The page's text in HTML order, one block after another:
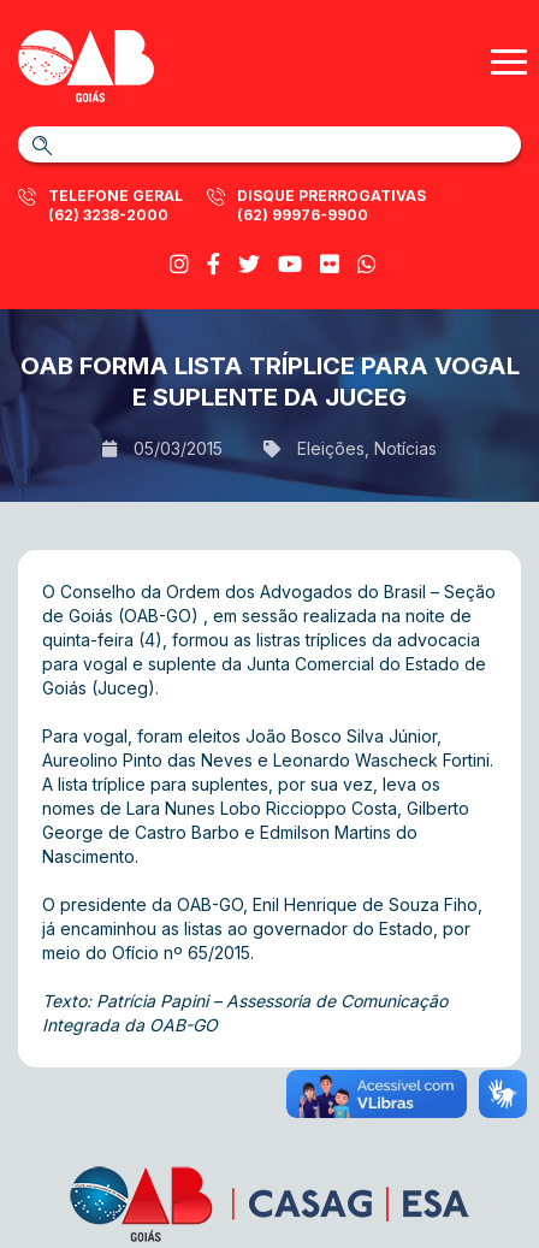
TELEFONE GERAL
(62) 3238-2000
DISQUE PRERROGATIVAS
(62) 99976-9900
OAB FORMA LISTA TRÍPLICE PARA VOGAL
E SUPLENTE DA JUCEG
05/03/2015 Eleições Notícias
O Conselho da Ordem dos Advogados do Brasil – Seção
de Goiás (OAB-GO) , em sessão realizada na noite de
quinta-feira (4), formou as listras tríplices da advocacia
para vogal e suplente da Junta Comercial do Estado de
Goiás (Juceg).
Para vogal, foram eleitos João Bosco Silva Júnior,
Aureolino Pinto das Neves e Leonardo Wascheck Fortini.
A lista tríplice para suplentes, por sua vez, leva os
nomes de Lara Nunes Lobo Riccioppo Costa, Gilberto
George de Castro Barbo e Edmilson Martins do
Nascimento.
O presidente da OAB-GO, Enil Henrique de Souza Fiho,
já encaminhou as listas ao governador do Estado, por
meio do Ofício nº 65/2015.
Texto: Patrícia Papini – Assessoria de Comunicação
Integrada da OAB-GO